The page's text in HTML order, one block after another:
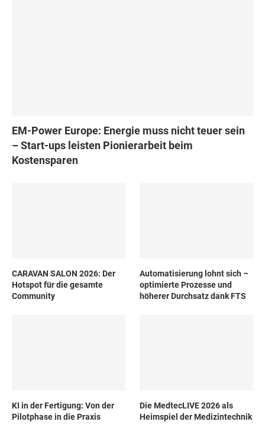
EM-Power Europe: Energie muss nicht teuer sein
– Start-ups leisten Pionierarbeit beim
Kostensparen
CARAVAN SALON 2026: Der
Hotspot für die gesamte
Community
Automatisierung lohnt sich –
optimierte Prozesse und
höherer Durchsatz dank FTS
KI in der Fertigung: Von der
Pilotphase in die Praxis
Die MedtecLIVE 2026 als
Heimspiel der Medizintechnik